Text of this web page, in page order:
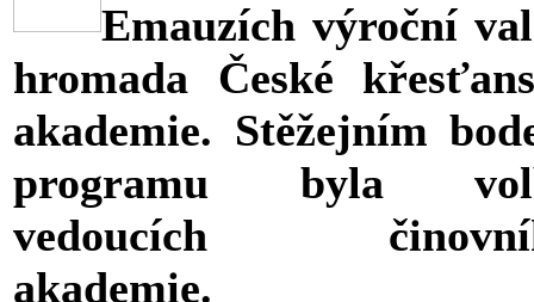
Emauzích výroční
hromada České
akademie. Stěžejním
programu byla
vedoucích
akademie.